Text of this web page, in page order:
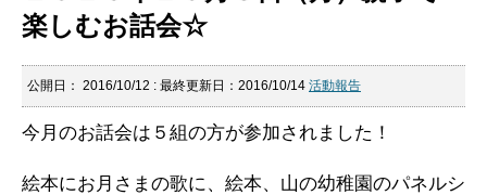
楽しむお話会☆
公開日： 2016/10/12 : 最終更新日：2016/10/14 活動報告
今月のお話会は５組の方が参加されました！
絵本にお月さまの歌に、絵本、山の幼稚園のパネルシ